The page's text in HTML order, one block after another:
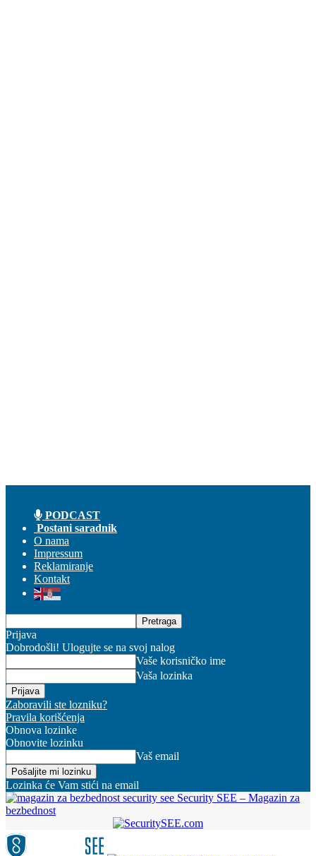
PODCAST
Postani saradnik
O nama
Impressum
Reklamiranje
Kontakt
Prijava
Dobrodošli! Ulogujte se na svoj nalog
Vaše korisničko ime
Vaša lozinka
Zaboravili ste lozniku?
Pravila korišćenja
Obnova lozinke
Obnovite lozinku
Vaš email
Lozinka će Vam stići na email
Security SEE – Magazin za
bezbednost